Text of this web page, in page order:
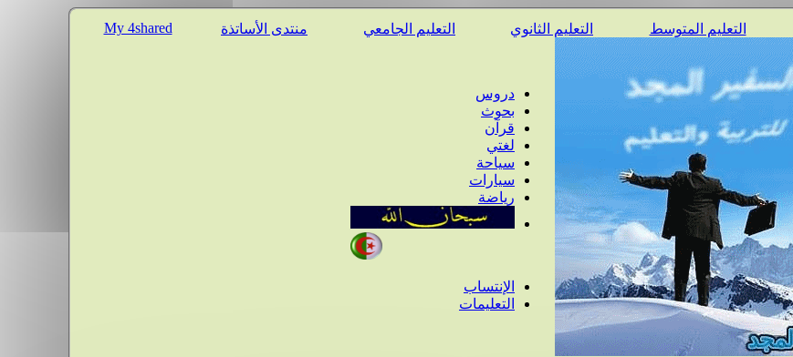
التعليم المتوسط التعليم الثانوي التعليم الجامعي منتدى الأساتذة My 4shared
دروس
بحوث
قرآن
لغتي
سياحة
سيارات
رياضة
الإنتساب
التعليمات